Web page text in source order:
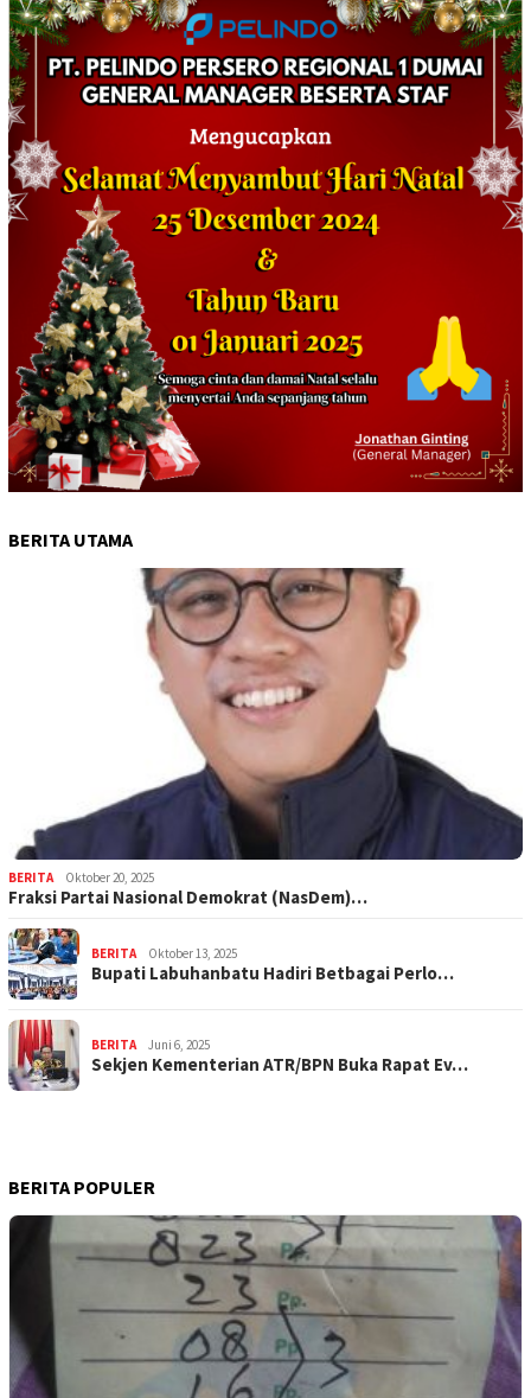
BERITA UTAMA
BERITA Oktober 20, 2025
Fraksi Partai Nasional Demokrat (NasDem)…
BERITA Oktober 13, 2025
Bupati Labuhanbatu Hadiri Betbagai Perlo…
BERITA Juni 6, 2025
Sekjen Kementerian ATR/BPN Buka Rapat Ev…
BERITA POPULER